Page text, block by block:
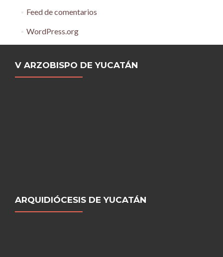
Feed de comentarios
WordPress.org
V ARZOBISPO DE YUCATÁN
ARQUIDIÓCESIS DE YUCATÁN